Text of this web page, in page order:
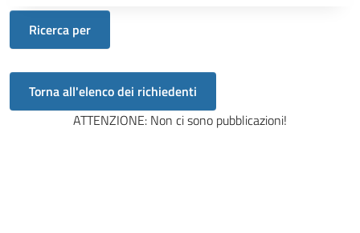
Ricerca per
ATTENZIONE: Non ci sono pubblicazioni!